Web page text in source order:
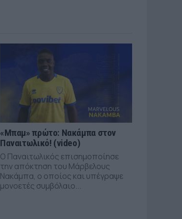
«Μπαμ» πρώτο: Νακάμπα στον
Παναιτωλικό! (video)
Ο Παναιτωλικός επισημοποίησε
την απόκτηση του Μάρβελους
Νακάμπα, ο οποίος και υπέγραψε
μονοετές συμβόλαιο...